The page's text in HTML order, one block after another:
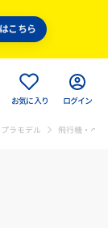
こちら
お気に入り ログイン
プラモデル 飛行機・ヘ